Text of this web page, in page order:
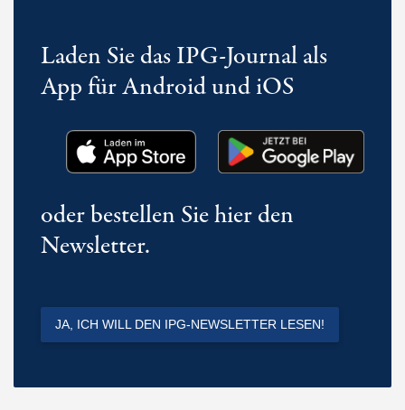
Laden Sie das IPG-Journal als
App für Android und iOS
oder bestellen Sie hier den
Newsletter.
JA, ICH WILL DEN IPG-NEWSLETTER LESEN!